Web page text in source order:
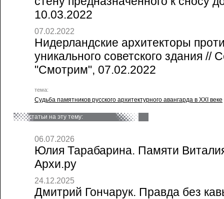
10.03.2022
07.02.2022
Нидерландские архитекторы
уникального советского здания //
"Смотрим", 07.02.2022
тема:
Судьба памятников русского архитектурного авангарда в XXI веке
статьи на эту тему:
06.07.2026
Юлия Тарабарина. Памяти
Архи.ру
24.12.2025
Дмитрий Гончарук. Правда без